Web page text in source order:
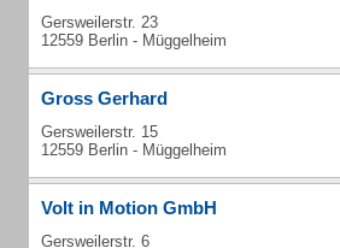
Gersweilerstr. 23
12559 Berlin - Müggelheim
Gross Gerhard
Gersweilerstr. 15
12559 Berlin - Müggelheim
Volt in Motion GmbH
Gersweilerstr. 6